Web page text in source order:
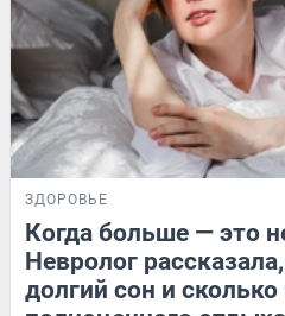
ЗДОРОВЬЕ
Когда больше — это
Невролог
долгий сон и